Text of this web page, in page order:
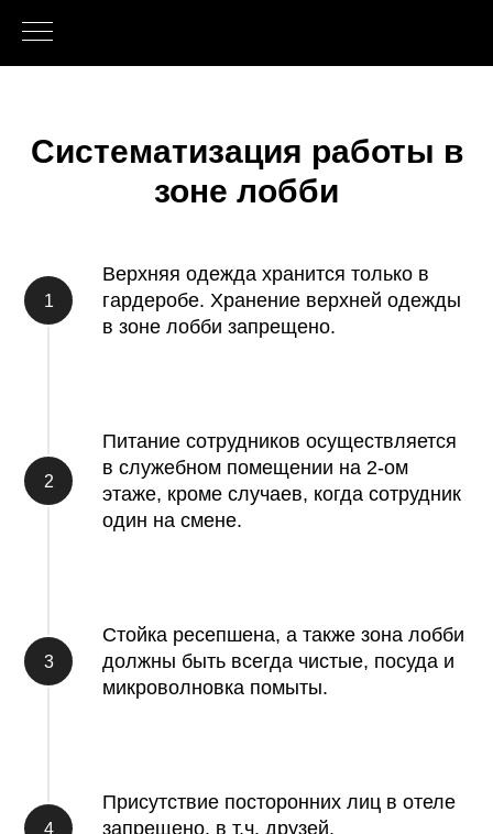
Систематизация работы в
зоне лобби
Верхняя одежда хранится только в
гардеробе. Хранение верхней одежды
в зоне лобби запрещено.
Питание сотрудников осуществляется
в служебном помещении на 2-ом
этаже, кроме случаев, когда сотрудник
один на смене.
Стойка ресепшена, а также зона лобби
должны быть всегда чистые, посуда и
микроволновка помыты.
Присутствие посторонних лиц в отеле
запрещено, в т.ч. друзей,